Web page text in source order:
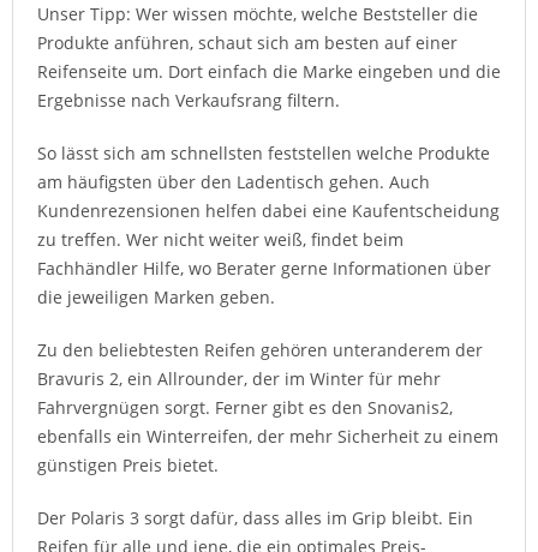
Unser Tipp: Wer wissen möchte, welche Beststeller die
Produkte anführen, schaut sich am besten auf einer
Reifenseite um. Dort einfach die Marke eingeben und die
Ergebnisse nach Verkaufsrang filtern.
So lässt sich am schnellsten feststellen welche Produkte
am häufigsten über den Ladentisch gehen. Auch
Kundenrezensionen helfen dabei eine Kaufentscheidung
zu treffen. Wer nicht weiter weiß, findet beim
Fachhändler Hilfe, wo Berater gerne Informationen über
die jeweiligen Marken geben.
Zu den beliebtesten Reifen gehören unteranderem der
Bravuris 2, ein Allrounder, der im Winter für mehr
Fahrvergnügen sorgt. Ferner gibt es den Snovanis2,
ebenfalls ein Winterreifen, der mehr Sicherheit zu einem
günstigen Preis bietet.
Der Polaris 3 sorgt dafür, dass alles im Grip bleibt. Ein
Reifen für alle und jene, die ein optimales Preis-